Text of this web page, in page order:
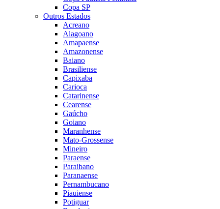
Copa SP
Outros Estados
Acreano
Alagoano
Amapaense
Amazonense
Baiano
Brasiliense
Capixaba
Carioca
Catarinense
Cearense
Gaúcho
Goiano
Maranhense
Mato-Grossense
Mineiro
Paraense
Paraibano
Paranaense
Pernambucano
Piauiense
Potiguar